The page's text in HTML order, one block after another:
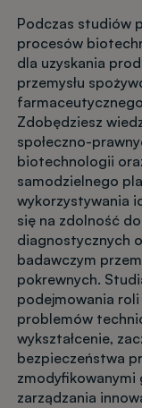
Podczas studiów
procesów
dla uzyskania
przemysłu
Zdobędziesz
społeczno-
biotechnologii
samodzielnego
wykorzystywania
się na zdolność
diagnostycznych
badawczym
pokrewnych.
podejmowania
problemów
wykształcenie,
bezpieczeństwa
zmodyfikowanymi
zarządzania